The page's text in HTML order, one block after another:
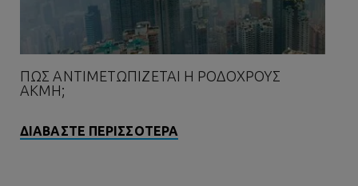
ΠΏΣ ΑΝΤΙΜΕΤΩΠΊΖΕΤΑΙ Η ΡΟΔΌΧΡΟΥΣ
ΑΚΜΉ;
ΔΙΑΒΑΣΤΕ ΠΕΡΙΣΣΟΤΕΡΑ